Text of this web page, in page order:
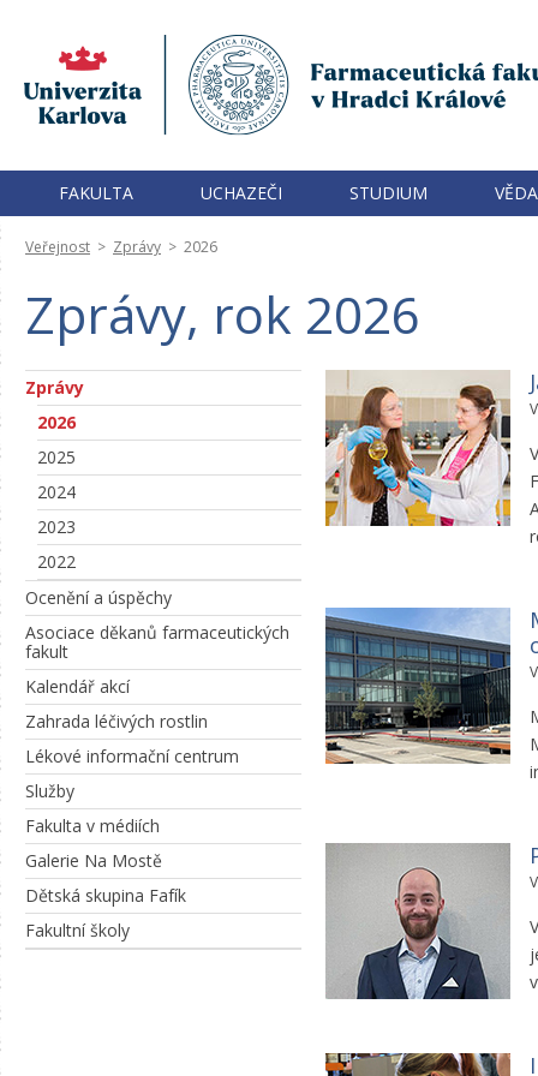
FAKULTA UCHAZEČI STUDIUM
Veřejnost > Zprávy > 2026
Zprávy, rok 2026
Zprávy
2026
2025
2024
2023
2022
Ocenění a úspěchy
Asociace děkanů farmaceutických
fakult
Kalendář akcí
Zahrada léčivých rostlin
Lékové informační centrum
Služby
Fakulta v médiích
Galerie Na Mostě
Dětská skupina Fafík
Fakultní školy